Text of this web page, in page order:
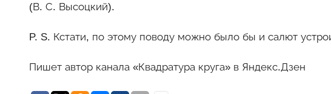
(В. С. Высоцкий).
P. S. Кстати, по этому поводу можно было бы и салют
Пишет автор канала «Квадратура круга» в Яндекс.Дзен